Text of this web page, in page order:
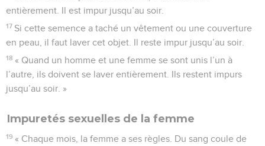
entièrement. Il est impur jusqu’au soir.
17 Si cette semence a taché un vêtement ou une couverture
en peau, il faut laver cet objet. Il reste impur jusqu’au soir.
18 « Quand un homme et une femme se sont unis l’un à
l’autre, ils doivent se laver entièrement. Ils restent impurs
jusqu’au soir. »
Impuretés sexuelles de la femme
19 « Chaque mois, la femme a ses règles. Du sang coule de